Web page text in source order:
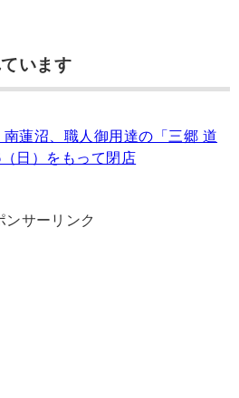
います
蓮沼、職人御用達の「三郷 道
日）をもって閉店
ンサーリンク